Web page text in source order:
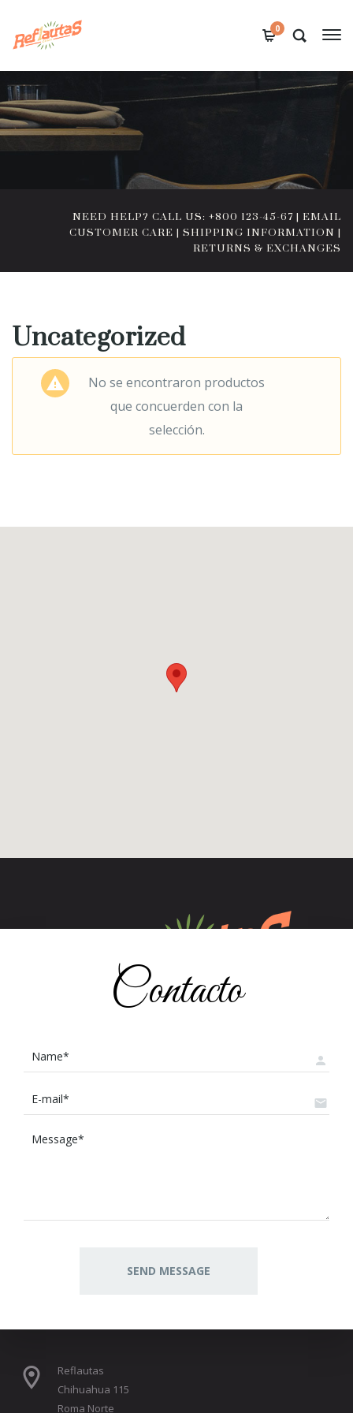
0
NEED HELP? CALL US: +800 123-45-67 | EMAIL
CUSTOMER CARE | SHIPPING INFORMATION |
RETURNS & EXCHANGES
Uncategorized
No se encontraron productos
que concuerden con la
selección.
Contacto
Reflautas
Chihuahua 115
Roma Norte